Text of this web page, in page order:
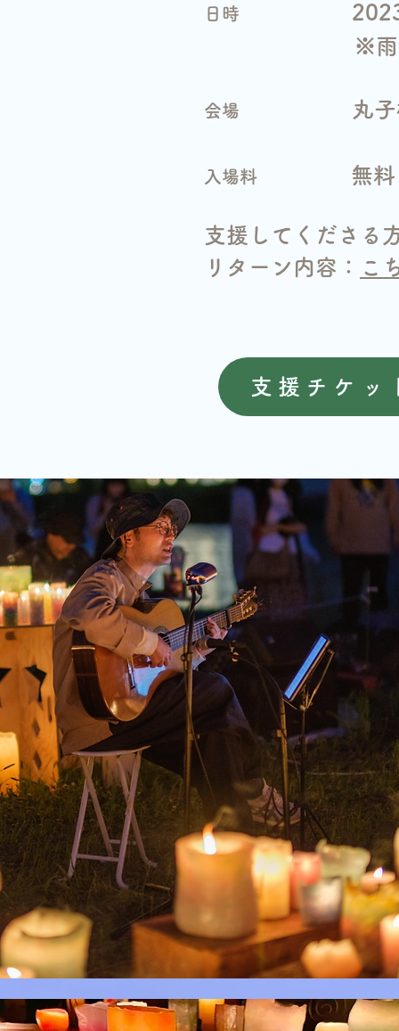
​日時
2023/11/3
※雨天時
会場 丸子橋ピ
入場料 無料
支援してくださる
リターン内容： こ
支援チケッ